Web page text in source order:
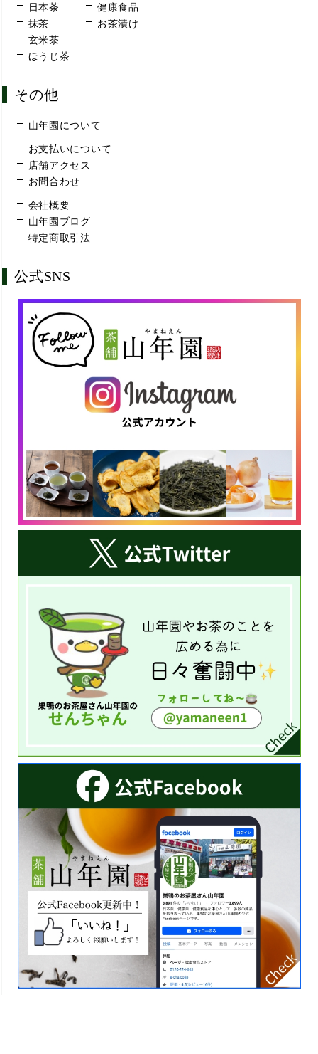
日本茶
抹茶
玄米茶
ほうじ茶
健康食品
お茶漬け
その他
山年園について
お支払いについて
店舗アクセス
お問合わせ
会社概要
山年園ブログ
特定商取引法
公式SNS